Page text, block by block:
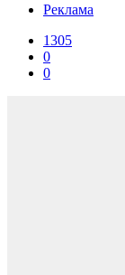
Реклама
1305
0
0